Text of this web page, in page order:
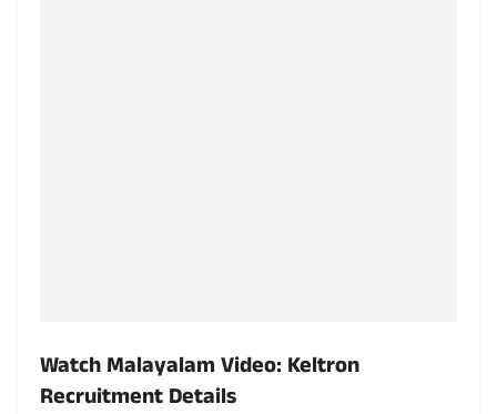
Watch Malayalam Video: Keltron
Recruitment Details